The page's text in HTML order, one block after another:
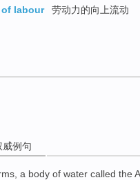
of labour
劳动力的向上流动
威例句
a body of water called the